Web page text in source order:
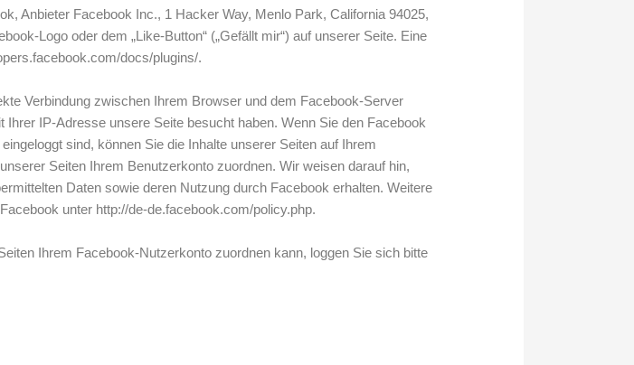
Anbieter Facebook Inc., 1 Hacker Way, Menlo Park, California 94025,
Logo oder dem „Like-Button“ („Gefällt mir“) auf unserer Seite. Eine
docs/plugins/.
Verbindung zwischen Ihrem Browser und dem Facebook-Server
IP-Adresse unsere Seite besucht haben. Wenn Sie den Facebook
sind, können Sie die Inhalte unserer Seiten auf Ihrem
Seiten Ihrem Benutzerkonto zuordnen. Wir weisen darauf hin,
Daten sowie deren Nutzung durch Facebook erhalten. Weitere
unter http://de-de.facebook.com/policy.php.
Ihrem Facebook-Nutzerkonto zuordnen kann, loggen Sie sich bitte